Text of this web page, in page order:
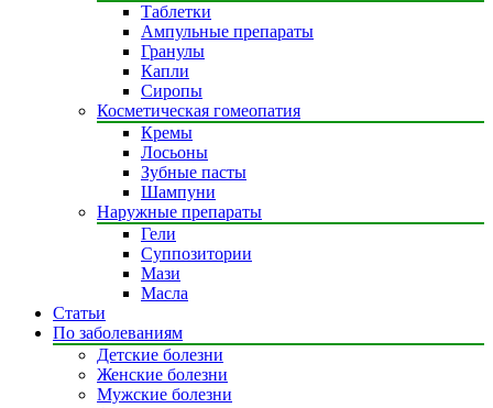
Таблетки
Ампульные препараты
Гранулы
Капли
Сиропы
Косметическая гомеопатия
Кремы
Лосьоны
Зубные пасты
Шампуни
Наружные препараты
Гели
Суппозитории
Мази
Масла
Статьи
По заболеваниям
Детские болезни
Женские болезни
Мужские болезни